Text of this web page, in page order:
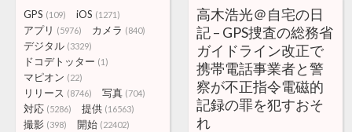
GPS (109) iOS (1271)
アプリ (5976) カメラ (840)
デジタル (3329)
ドコデトッター (1)
マピオン (22)
リリース (8746) 写真 (704)
対応 (5286) 提供 (16563)
撮影 (398) 開始 (22402)
高木浩光＠自宅の日
記 – GPS捜査の総務省
ガイドライン改正で
携帯電話事業者と警
察が不正指令電磁的
記録の罪を犯すおそ
れ